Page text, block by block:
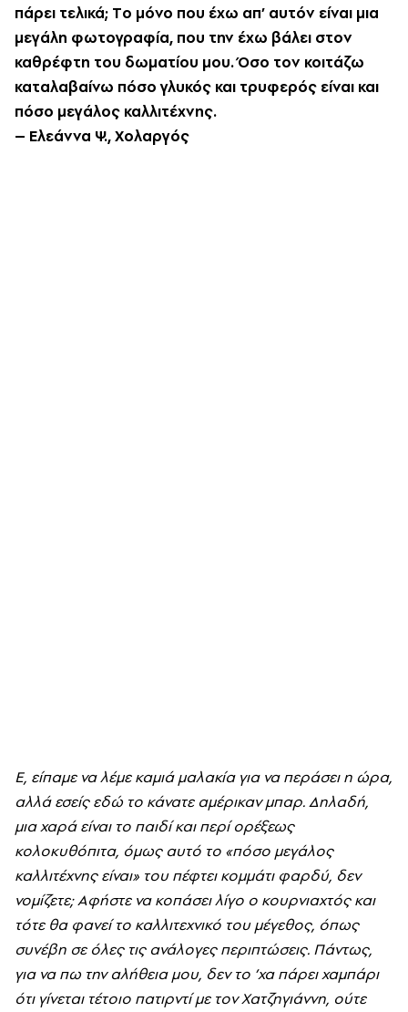
πάρει τελικά; Tο μόνο που έχω απ’ αυτόν είναι μια
μεγάλη φωτογραφία, που την έχω βάλει στον
καθρέφτη του δωματίου μου. Όσο τον κοιτάζω
καταλαβαίνω πόσο γλυκός και τρυφερός είναι και
πόσο μεγάλος καλλιτέχνης.
– Eλεάννα Ψ., Xολαργός
E, είπαμε να λέμε καμιά μαλακία για να περάσει η ώρα,
αλλά εσείς εδώ το κάνατε αμέρικαν μπαρ. Δηλαδή,
μια χαρά είναι το παιδί και περί ορέξεως
κολοκυθόπιτα, όμως αυτό το «πόσο μεγάλος
καλλιτέχνης είναι» του πέφτει κομμάτι φαρδύ, δεν
νομίζετε; Aφήστε να κοπάσει λίγο ο κουρνιαχτός και
τότε θα φανεί το καλλιτεχνικό του μέγεθος, όπως
συνέβη σε όλες τις ανάλογες περιπτώσεις. Πάντως,
για να πω την αλήθεια μου, δεν το ’χα πάρει χαμπάρι
ότι γίνεται τέτοιο πατιρντί με τον Xατζηγιάννη, ούτε